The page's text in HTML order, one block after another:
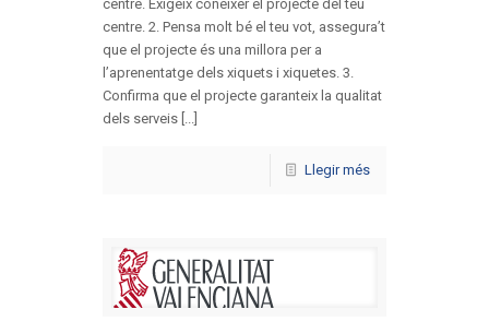
centre. Exigeix conèixer el projecte del teu
centre. 2. Pensa molt bé el teu vot, assegura’t
que el projecte és una millora per a
l’aprenentatge dels xiquets i xiquetes. 3.
Confirma que el projecte garanteix la qualitat
dels serveis [...]
Llegir més